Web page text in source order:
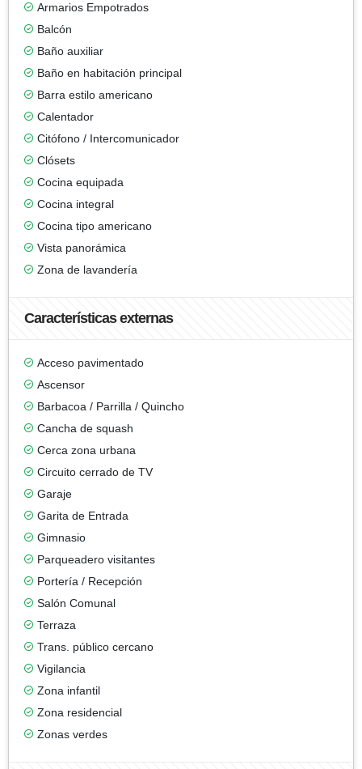
Armarios Empotrados
Balcón
Baño auxiliar
Baño en habitación principal
Barra estilo americano
Calentador
Citófono / Intercomunicador
Clósets
Cocina equipada
Cocina integral
Cocina tipo americano
Vista panorámica
Zona de lavandería
Características externas
Acceso pavimentado
Ascensor
Barbacoa / Parrilla / Quincho
Cancha de squash
Cerca zona urbana
Circuito cerrado de TV
Garaje
Garita de Entrada
Gimnasio
Parqueadero visitantes
Portería / Recepción
Salón Comunal
Terraza
Trans. público cercano
Vigilancia
Zona infantil
Zona residencial
Zonas verdes